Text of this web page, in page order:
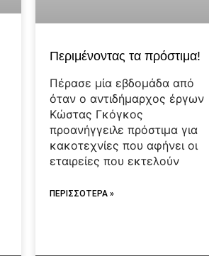
Περιμένοντας τα πρόστιμα!
Πέρασε μία εβδομάδα από
όταν ο αντιδήμαρχος έργων
Κώστας Γκόγκος
προανήγγειλε πρόστιμα για
κακοτεχνίες που αφήνει οι
εταιρείες που εκτελούν
ΠΕΡΙΣΣΟΤΕΡΑ »